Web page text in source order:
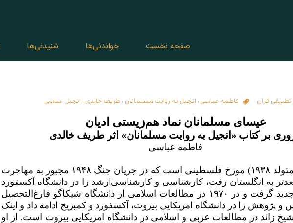
صفحه نخست خواندنی‌ها شنیدنی‌ها
قرآن فاطمه عباسی، انجیل به روایت مسلمانان ، طریف خالدی، انجیل اسلامی
عیسای مسلمانان نماد هم‌زیستی ادیان
بر کتاب «انجیل به روایت مسلمانان» اثر طریف خالدی
فاطمه عباسی
۱۹۳۸) مورخ فلسطینی است که در جریان جنگ ۱۹۴۸ مجبور به مهاجرت
به انگلستان رفت، کارشناسی و کارشناسی‌ارشد را در دانشگاه آکسفورد
گرفت و در
۱۹۷۰ در مطالعات اسلامی از دانشگاه شیکاگو فارغ‌التحصیل
و پژوهش را در دانشگاه امریکایی بیروت، آکسفورد و کمبریج ادامه داد و اینک
زائد در مطالعات عربی و اسلامی در دانشگاه امریکایی بیروت است. از او